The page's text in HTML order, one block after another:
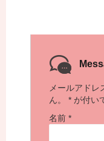
メールアドレ
ん。
* が付い
名前 *